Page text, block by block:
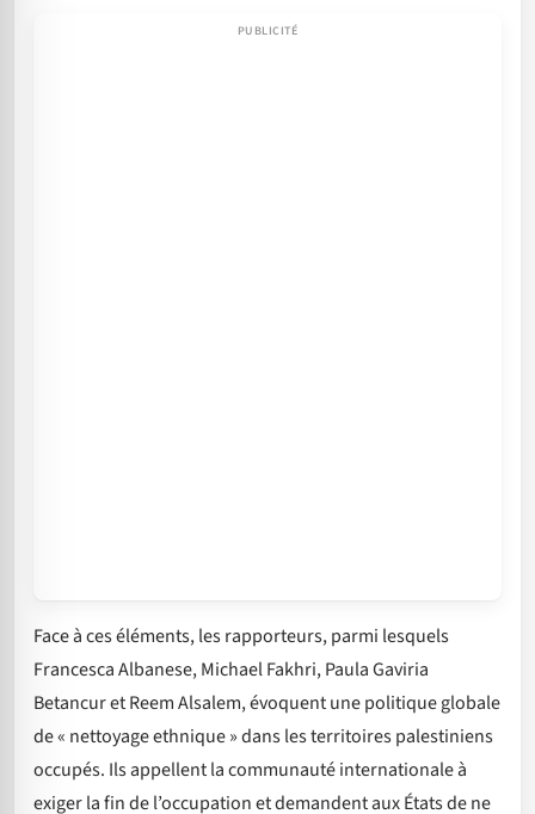
Face à ces éléments, les rapporteurs, parmi lesquels
Francesca Albanese, Michael Fakhri, Paula Gaviria
Betancur et Reem Alsalem, évoquent une politique globale
de « nettoyage ethnique » dans les territoires palestiniens
occupés. Ils appellent la communauté internationale à
exiger la fin de l’occupation et demandent aux États de ne